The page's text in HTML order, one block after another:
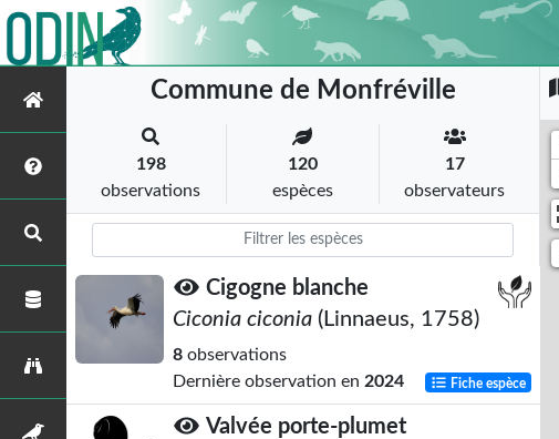
Commune de Monfréville
198
observations
120
espèces
17
observateurs
Cigogne blanche
Ciconia ciconia (Linnaeus, 1758)
8 observations
Dernière observation en 2024 Fiche espèce
Valvée porte-plumet